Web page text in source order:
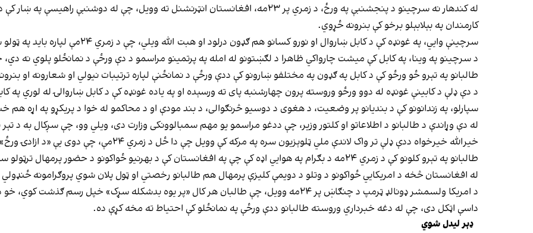
له کندهار نه سرچینو د پنجشنبې په ورځ، د زمري پر ۲۳مه، افغانستان انټرنشنل ته وویل، چې له
کارمندان په بېلابېلو برخو کې بنرونه ځړوي.
سرچینې وايي، په غونډه کې د کابل ښاروال او نورو کسانو هم ګډون درلود او هبت الله ویلي، چې د زمري ۲۴مې لپاره باید په ټولو ښارونو کې د دوی په اصطلاح «ترتیب»برابر شي.
د سرچینو په وینا، په کابل کې میشت چارواکي ظاهرا د لګښتونو له امله په پرتمینو مراسمو د دې ورځې د نمانځلو پلوي نه
طالبانو په تېرو ځو ورځو کې د کابل په ګډون په مختلفو ښارونو کې ددې ورځې د نمانځنې لپاره ترتیبات نیولي او شعارونه او
د دې ډلې د کابینې غونډه له دوو ورځو وروسته پرون چهارشنبه پای ته ورسېده او په یاده غونډه کې د کابل ښاروالۍ له لوري په
سپارلو، په زندانونو کې د بندیانو پر وضعیت، د هغوی د دوسیو څرنګوالی، د بند مودې او د محاکمو له خوا د پریکړو په اړه
له دې وړاندې د طالبانو د اطلاعاتو او کلتور وزیر، چې ددغو مراسمو یو مهم سمبالوونکی وزارت دی، ویلي وو، چې سږکال به د تېر په څېر د زمري ۲۴مې پر
خیرالله خیرخواه ددې ډلې تر واک لاندې ملي ټلوېزیون سره په مرکه کې وویل چې دا ځل د زمري ۲۴مې، چې دوی یې «د ازادۍ ورځ» بولي، د نمانځلو مصارف د تېرو کلونو په پرتله کم دي.
طالبانو په تېرو کلونو کې د زمري ۲۴مه د بګرام په هوايي اډه کې چې په افغانستان کې د بهرنیو ځواکونو د حضور پرمهال ترټولو ستره نظامي اډه وه، د لوړپوړو چارواکو په ګډون نمانځله.
له افغانستان څخه د امریکايي ځواکونو د وتلو د دویمې کلیزې پرمهال هم طالبانو رخصتي او ټول پلان شوي پروګرامونه
د امریکا ولسمشر ډونالډ ټرمپ د چنګاښ پر ۲۴مه وویل، چې طالبان هر کال «پر یوه بدشکله سړک» خپل رسم ګذشت کوي، خو دی دا نور نه شي زغملای.
داسې اټکل دی، چې له دغه خبرداري وروسته طالبانو ددې ورځې په نمانځلو کې احتیاط ته مخه کړې ده.
ډېر لیدل شوي